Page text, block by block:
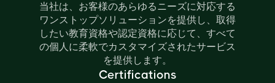
当社は、お客様のあらゆるニーズに対応する
ワンストップソリューションを提供し、取得
したい教育資格や認定資格に応じて、すべて
の個人に柔軟でカスタマイズされたサービス
を提供します。
Certifications